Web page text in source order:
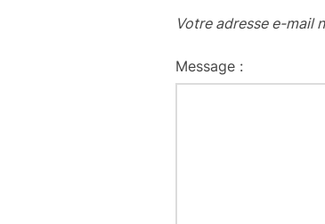
Votre adresse e-mail
Message :